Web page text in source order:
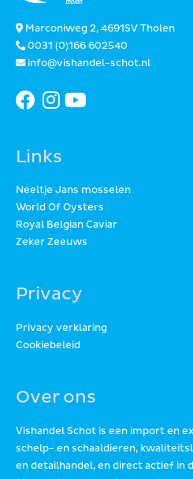
Marconiweg 2, 4691SV Tholen
0031 (0)166 602540
info@vishandel-schot.nl
Links
Neeltje Jans mosselen
World Of Oysters
Royal Belgian Caviar
Zeker Zeeuws
Privacy
Privacy verklaring
Cookiebeleid
Over ons
Vishandel Schot is een import en
schelp- en schaaldieren,
en detailhandel, en direct actief in